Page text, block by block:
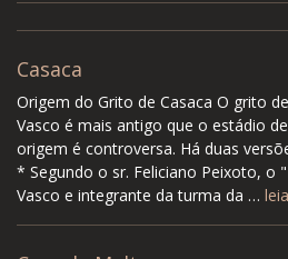
Casaca
Origem do Grito de Casaca O grito
Vasco é mais antigo que o estádio
origem é controversa. Há duas
* Segundo o sr. Feliciano Peixoto, o
Vasco e integrante da turma da …